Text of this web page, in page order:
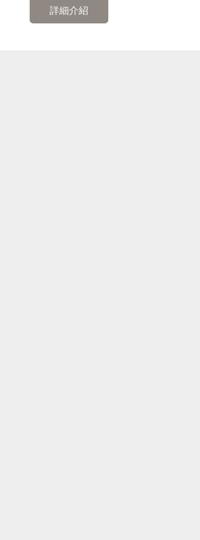
詳細介紹